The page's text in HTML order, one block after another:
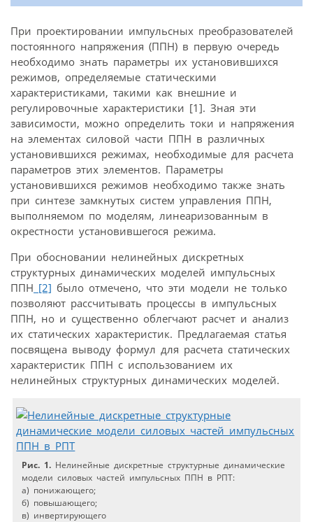
При проектировании импульсных преобразователей
постоянного напряжения (ППН) в первую очередь
необходимо знать параметры их установившихся
режимов, определяемые статическими
характеристиками, такими как внешние и
регулировочные характеристики [1]. Зная эти
зависимости, можно определить токи и напряжения
на элементах силовой части ППН в различных
установившихся режимах, необходимые для расчета
параметров этих элементов. Параметры
установившихся режимов необходимо также знать
при синтезе замкнутых систем управления ППН,
выполняемом по моделям, линеаризованным в
окрестности установившегося режима.
При обосновании нелинейных дискретных
структурных динамических моделей импульсных
ППН [2] было отмечено, что эти модели не только
позволяют рассчитывать процессы в импульсных
ППН, но и существенно облегчают расчет и анализ
их статических характеристик. Предлагаемая статья
посвящена выводу формул для расчета статических
характеристик ППН с использованием их
нелинейных структурных динамических моделей.
Рис. 1. Нелинейные дискретные структурные динамические
модели силовых частей импульсных ППН в РПТ:
а) понижающего;
б) повышающего;
в) инвертирующего